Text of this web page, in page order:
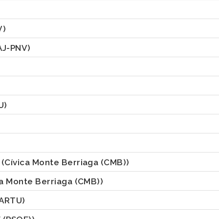
PNV)
(Cívica Monte Berriaga (CMB))
Monte Berriaga (CMB))